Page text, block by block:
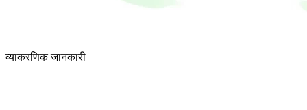
व्याकरणिक जानकारी